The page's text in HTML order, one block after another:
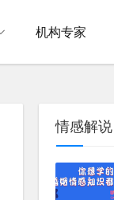
机构专家
情感解说